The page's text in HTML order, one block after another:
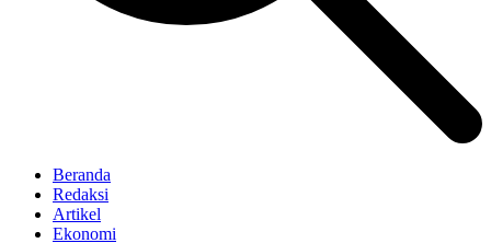
Beranda
Redaksi
Artikel
Ekonomi